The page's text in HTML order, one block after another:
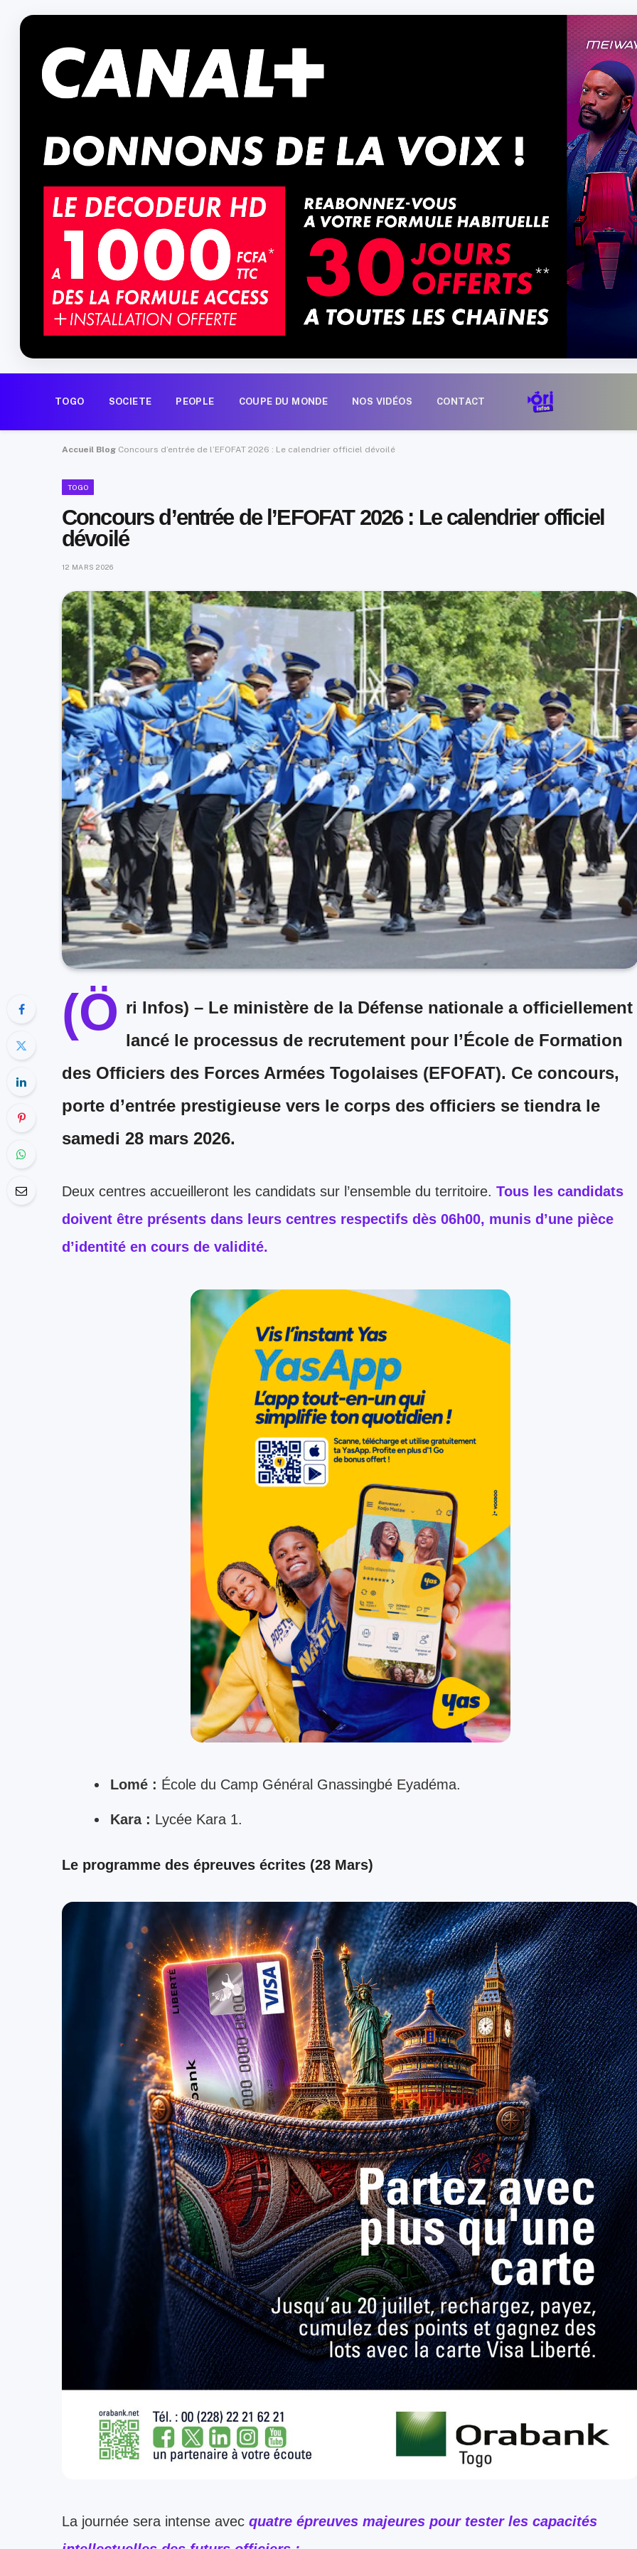
TOGO SOCIETE PEOPLE COUPE DU MONDE NOS VIDÉOS CONTACT
Accueil Blog Concours d’entrée de l’EFOFAT 2026 : Le calendrier officiel dévoilé
TOGO
Concours d’entrée de l’EFOFAT 2026 : Le calendrier officiel
dévoilé
12 MARS 2026
(Ö ri Infos) – Le ministère de la Défense nationale a officiellement
lancé le processus de recrutement pour l’École de Formation
des Officiers des Forces Armées Togolaises (EFOFAT). Ce concours,
porte d’entrée prestigieuse vers le corps des officiers se tiendra le
samedi 28 mars 2026.
Deux centres accueilleront les candidats sur l’ensemble du territoire. Tous les candidats
doivent être présents dans leurs centres respectifs dès 06h00, munis d’une pièce
d’identité en cours de validité.
Lomé : École du Camp Général Gnassingbé Eyadéma.
Kara : Lycée Kara 1.
Le programme des épreuves écrites (28 Mars)
La journée sera intense avec quatre épreuves majeures pour tester les capacités